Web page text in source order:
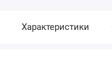
Характеристики